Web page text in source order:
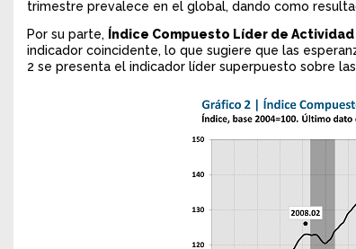
trimestre prevalece en el global, dando como
Por su parte, Índice Compuesto Líder de Actividad
indicador coincidente, lo que sugiere que las
2 se presenta el indicador líder superpuesto sobre